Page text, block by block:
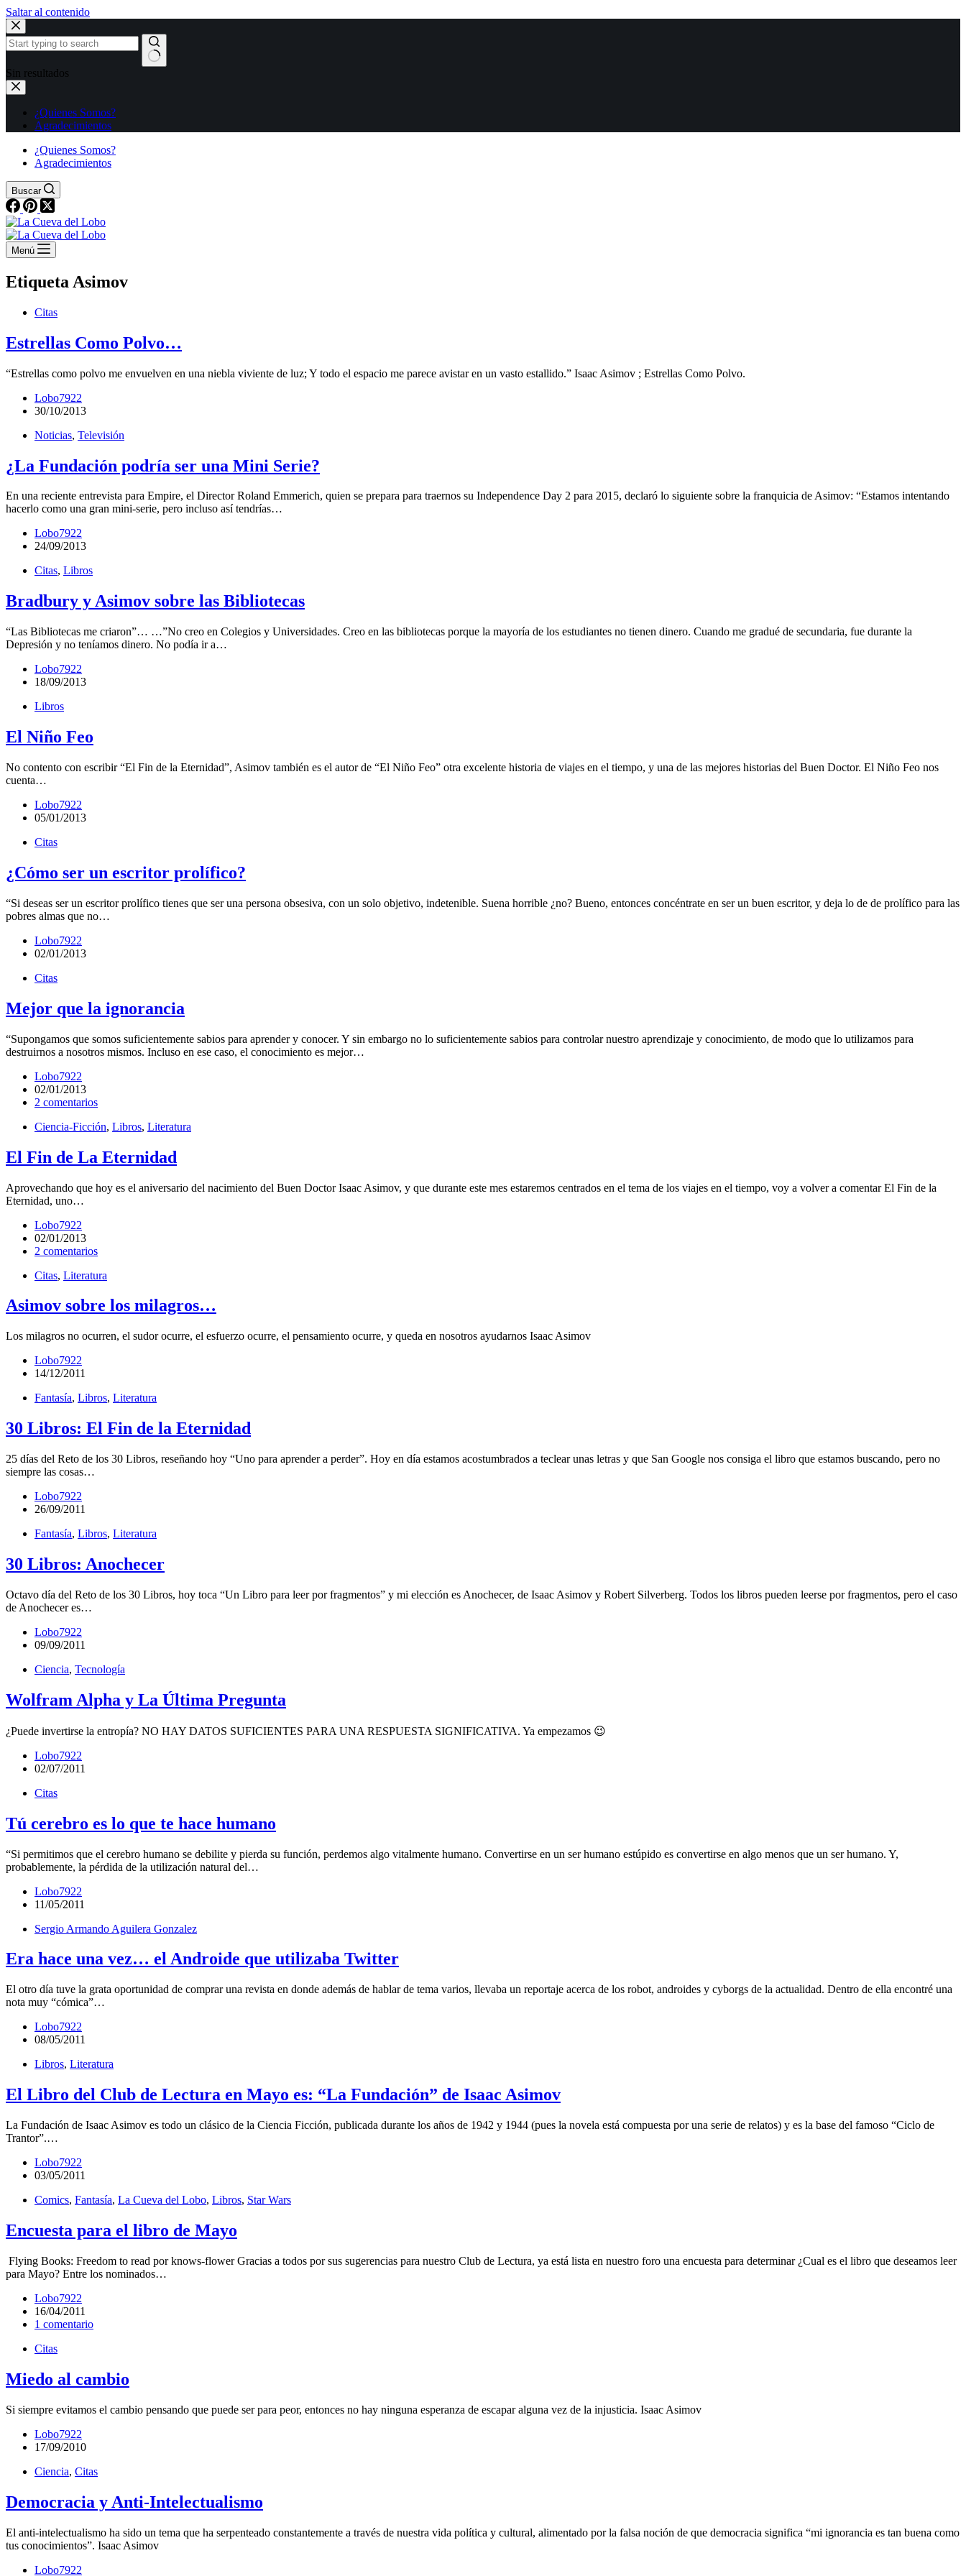
Saltar al contenido
Sin resultados
¿Quienes Somos?
Agradecimientos
¿Quienes Somos?
Agradecimientos
Buscar
Menú
Etiqueta Asimov
Citas
Estrellas Como Polvo…
“Estrellas como polvo me envuelven en una niebla viviente de luz; Y todo el espacio me parece avistar en un vasto estallido.” Isaac Asimov ; Estrellas Como Polvo.
Lobo7922
30/10/2013
Noticias, Televisión
¿La Fundación podría ser una Mini Serie?
En una reciente entrevista para Empire, el Director Roland Emmerich, quien se prepara para traernos su Independence Day 2 para 2015, declaró lo siguiente sobre la franquicia de Asimov: “Estamos intentando
hacerlo como una gran mini-serie, pero incluso así tendrías…
Lobo7922
24/09/2013
Citas, Libros
Bradbury y Asimov sobre las Bibliotecas
“Las Bibliotecas me criaron”… …”No creo en Colegios y Universidades. Creo en las bibliotecas porque la mayoría de los estudiantes no tienen dinero. Cuando me gradué de secundaria, fue durante la
Depresión y no teníamos dinero. No podía ir a…
Lobo7922
18/09/2013
Libros
El Niño Feo
No contento con escribir “El Fin de la Eternidad”, Asimov también es el autor de “El Niño Feo” otra excelente historia de viajes en el tiempo, y una de las mejores historias del Buen Doctor. El Niño Feo nos
cuenta…
Lobo7922
05/01/2013
Citas
¿Cómo ser un escritor prolífico?
“Si deseas ser un escritor prolífico tienes que ser una persona obsesiva, con un solo objetivo, indetenible. Suena horrible ¿no? Bueno, entonces concéntrate en ser un buen escritor, y deja lo de de prolífico para las
pobres almas que no…
Lobo7922
02/01/2013
Citas
Mejor que la ignorancia
“Supongamos que somos suficientemente sabios para aprender y conocer. Y sin embargo no lo suficientemente sabios para controlar nuestro aprendizaje y conocimiento, de modo que lo utilizamos para
destruirnos a nosotros mismos. Incluso en ese caso, el conocimiento es mejor…
Lobo7922
02/01/2013
2 comentarios
Ciencia-Ficción, Libros, Literatura
El Fin de La Eternidad
Aprovechando que hoy es el aniversario del nacimiento del Buen Doctor Isaac Asimov, y que durante este mes estaremos centrados en el tema de los viajes en el tiempo, voy a volver a comentar El Fin de la
Eternidad, uno…
Lobo7922
02/01/2013
2 comentarios
Citas, Literatura
Asimov sobre los milagros…
Los milagros no ocurren, el sudor ocurre, el esfuerzo ocurre, el pensamiento ocurre, y queda en nosotros ayudarnos Isaac Asimov
Lobo7922
14/12/2011
Fantasía, Libros, Literatura
30 Libros: El Fin de la Eternidad
25 días del Reto de los 30 Libros, reseñando hoy “Uno para aprender a perder”. Hoy en día estamos acostumbrados a teclear unas letras y que San Google nos consiga el libro que estamos buscando, pero no
siempre las cosas…
Lobo7922
26/09/2011
Fantasía, Libros, Literatura
30 Libros: Anochecer
Octavo día del Reto de los 30 Libros, hoy toca “Un Libro para leer por fragmentos” y mi elección es Anochecer, de Isaac Asimov y Robert Silverberg. Todos los libros pueden leerse por fragmentos, pero el caso
de Anochecer es…
Lobo7922
09/09/2011
Ciencia, Tecnología
Wolfram Alpha y La Última Pregunta
¿Puede invertirse la entropía? NO HAY DATOS SUFICIENTES PARA UNA RESPUESTA SIGNIFICATIVA. Ya empezamos 😉
Lobo7922
02/07/2011
Citas
Tú cerebro es lo que te hace humano
“Si permitimos que el cerebro humano se debilite y pierda su función, perdemos algo vitalmente humano. Convertirse en un ser humano estúpido es convertirse en algo menos que un ser humano. Y,
probablemente, la pérdida de la utilización natural del…
Lobo7922
11/05/2011
Sergio Armando Aguilera Gonzalez
Era hace una vez… el Androide que utilizaba Twitter
El otro día tuve la grata oportunidad de comprar una revista en donde además de hablar de tema varios, llevaba un reportaje acerca de los robot, androides y cyborgs de la actualidad. Dentro de ella encontré una
nota muy “cómica”…
Lobo7922
08/05/2011
Libros, Literatura
El Libro del Club de Lectura en Mayo es: “La Fundación” de Isaac Asimov
La Fundación de Isaac Asimov es todo un clásico de la Ciencia Ficción, publicada durante los años de 1942 y 1944 (pues la novela está compuesta por una serie de relatos) y es la base del famoso “Ciclo de
Trantor”.…
Lobo7922
03/05/2011
Comics, Fantasía, La Cueva del Lobo, Libros, Star Wars
Encuesta para el libro de Mayo
Flying Books: Freedom to read por knows-flower Gracias a todos por sus sugerencias para nuestro Club de Lectura, ya está lista en nuestro foro una encuesta para determinar ¿Cual es el libro que deseamos leer
para Mayo? Entre los nominados…
Lobo7922
16/04/2011
1 comentario
Citas
Miedo al cambio
Si siempre evitamos el cambio pensando que puede ser para peor, entonces no hay ninguna esperanza de escapar alguna vez de la injusticia. Isaac Asimov
Lobo7922
17/09/2010
Ciencia, Citas
Democracia y Anti-Intelectualismo
El anti-intelectualismo ha sido un tema que ha serpenteado constantemente a través de nuestra vida política y cultural, alimentado por la falsa noción de que democracia significa “mi ignorancia es tan buena como
tus conocimientos”. Isaac Asimov
Lobo7922